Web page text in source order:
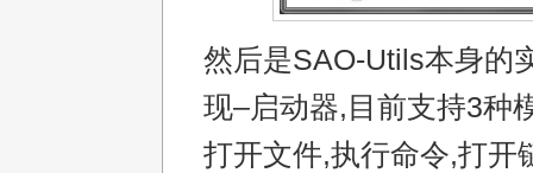
然后是SAO-Utils本身的
现–启动器,目前支持3种
打开文件,执行命令,打开